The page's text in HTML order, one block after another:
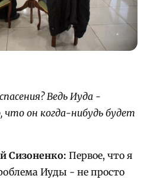
Ведь Иуда -
что он когда-нибудь будет
Сизоненко: Первое, что я
Иуды - не просто